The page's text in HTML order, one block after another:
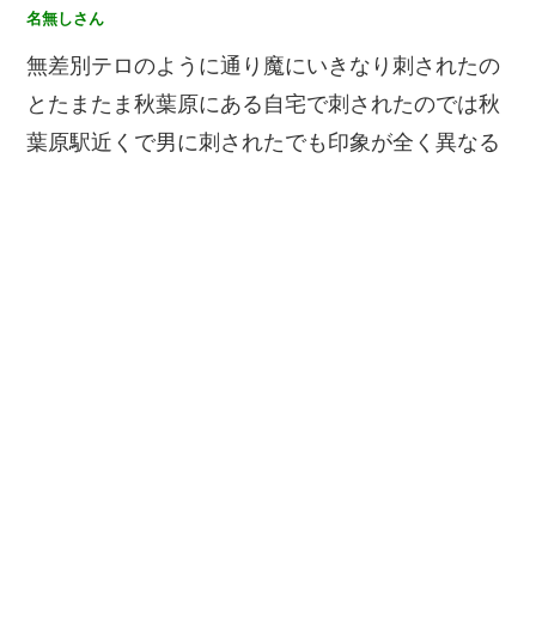
名無しさん
無差別テロのように通り魔にいきなり刺されたの
とたまたま秋葉原にある自宅で刺されたのでは秋
葉原駅近くで男に刺されたでも印象が全く異なる